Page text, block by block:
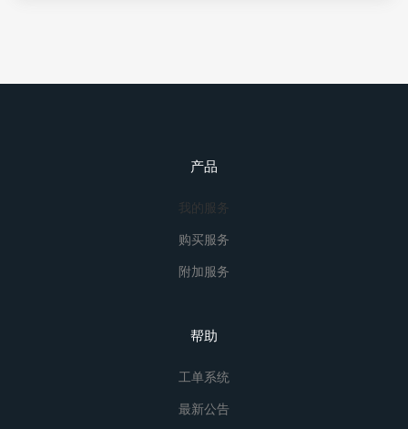
产品
我的服务
购买服务
附加服务
帮助
工单系统
最新公告